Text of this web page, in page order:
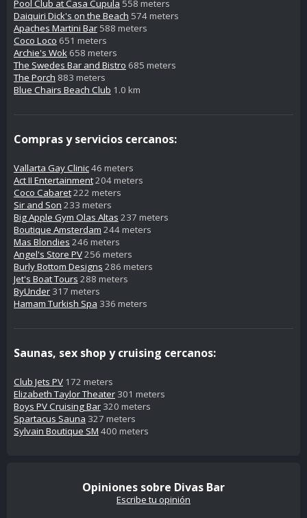
Pool Club at Casa Cupula 558 meters
Daiquiri Dick's on the Beach 574 meters
Apaches Martini Bar 588 meters
Coco Loco 651 meters
Archie's Wok 658 meters
The Swedes Bar and Bistro 685 meters
The Porch 883 meters
Blue Chairs Beach Club 1.0 km
Compras y servicios cercanos:
Vallarta Gay Clinic46 meters
Act II Entertainment204 meters
Coco Cabaret222 meters
Sir and Son 233 meters
Big Apple Gym Olas Altas 237 meters
Boutique Amsterdam 244 meters
Mas Blondies 246 meters
Angel's Store PV256 meters
Burly Bottom Designs 286 meters
Jet's Boat Tours 288 meters
ByUnder 317 meters
Hamam Turkish Spa 336 meters
Saunas, sex shop y cruising cercanos:
Club Jets PV 172 meters
Elizabeth Taylor Theater 301 meters
Boys PV Cruising Bar 320 meters
Spartacus Sauna 327 meters
Sylvain Boutique SM 400 meters
Opiniones sobre Divas Bar
Escribe tu opinión